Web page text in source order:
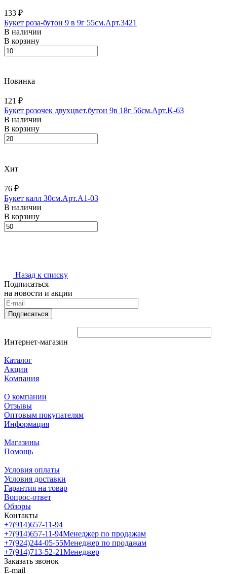
133 ₽
Букет роза-бутон 9 в 9г 55см.Арт.3421
В наличии
В корзину
Новинка
121 ₽
Букет розочек двухцвет.бутон 9в 18г 56см.Арт.K-63
В наличии
В корзину
Хит
76 ₽
Букет калл 30см.Арт.A1-03
В наличии
В корзину
Назад к списку
Подписаться
на новости и акции
Подписаться
Интернет-магазин
Каталог
Акции
Компания
О компании
Отзывы
Оптовым покупателям
Информация
Магазины
Помощь
Условия оплаты
Условия доставки
Гарантия на товар
Вопрос-ответ
Обзоры
Контакты
+7(914)657-11-94
+7(914)657-11-94Менеджер по продажам
+7(924)244-05-55Менеджер по продажам
+7(914)713-52-21Менеджер
Заказать звонок
E-mail